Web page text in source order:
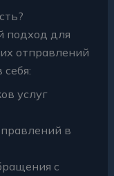
подход для
отправлений
услуг
в
с